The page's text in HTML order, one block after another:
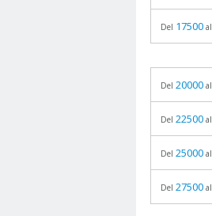
Del 17500 al
Del 20000 al
Del 22500 al
Del 25000 al
Del 27500 al